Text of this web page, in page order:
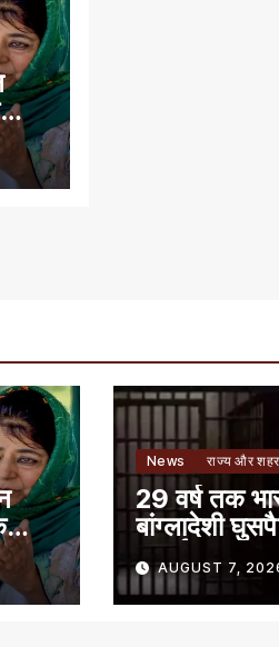
News राज्य और शहर
29 वर्ष तक
बांग्लादेशी
सुनाई 7 साल
AUGUST 7,